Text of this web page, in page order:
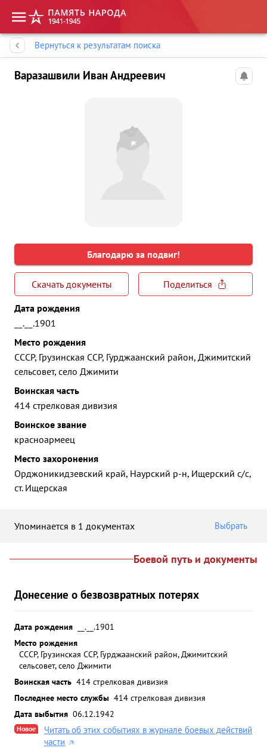
Вернуться к результатам поиска
Варазашвили Иван Андреевич
Благодарю за подвиг!
Скачать документы
Поделиться
Дата рождения
__.__.1901
Место рождения
СССР, Грузинская ССР, Гурджаанский район, Джимитский
сельсовет, село Джимити
Воинская часть
414 стрелковая дивизия
Воинское звание
красноармеец
Место захоронения
Орджоникидзевский край, Наурский р-н, Ищерский с/с,
ст. Ищерская
Упоминается в 1 документах Выбрать
Боевой путь и документы
Донесение о безвозвратных потерях
Дата рождения
__.__.1901
Место рождения
СССР, Грузинская ССР, Гурджаанский район, Джимитский
сельсовет, село Джимити
Воинская часть 414 стрелковая дивизия
Последнее место службы 414 стрелковая дивизия
Дата выбытия 06.12.1942
Новое
Читать об этих событиях в журнале боевых действий
части
Память народа